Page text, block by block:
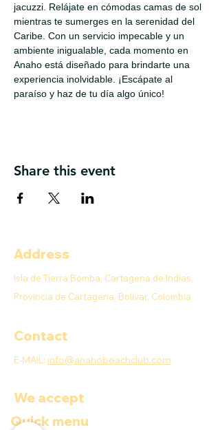
jacuzzi. Relájate en cómodas camas de sol
mientras te sumerges en la serenidad del
Caribe. Con un servicio impecable y un
ambiente inigualable, cada momento en
Anaho está diseñado para brindarte una
experiencia inolvidable. ¡Escápate al
paraíso y haz de tu día algo único!
Share this event
Address
Isla de Tierra Bomba, Cartagena de Indias,
Provincia de Cartagena, Bolívar, Colombia
Contact
E-MAIL: info@anahobeachclub.com
We accept
Quick menu